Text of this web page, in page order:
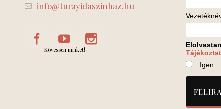
info@turayidaszinhaz.hu
Kövessen minket!
Igen